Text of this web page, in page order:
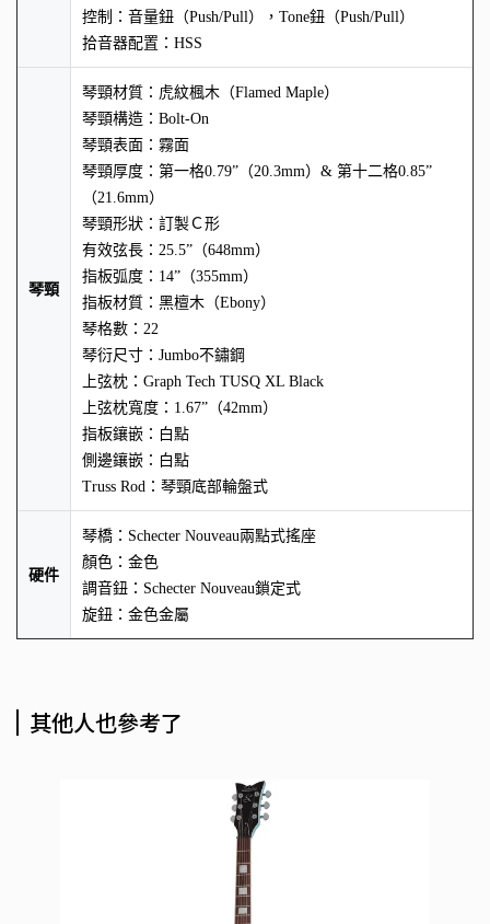
控制：音量鈕（Push/Pull），Tone鈕（Push/Pull）
拾音器配置：HSS
琴頸
琴頸材質：虎紋楓木（Flamed Maple）
琴頸構造：Bolt-On
琴頸表面：霧面
琴頸厚度：第一格0.79”（20.3mm）& 第十二格0.85”
（21.6mm）
琴頸形狀：訂製Ｃ形
有效弦長：25.5”（648mm）
指板弧度：14”（355mm）
指板材質：黑檀木（Ebony）
琴格數：22
琴衍尺寸：Jumbo不鏽鋼
上弦枕：Graph Tech TUSQ XL Black
上弦枕寬度：1.67”（42mm）
指板鑲嵌：白點
側邊鑲嵌：白點
Truss Rod：琴頸底部輪盤式
硬件
琴橋：Schecter Nouveau兩點式搖座
顏色：金色
調音鈕：Schecter Nouveau鎖定式
旋鈕：金色金屬
其他人也參考了